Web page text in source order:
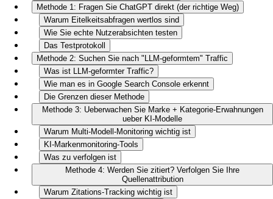
Methode 1: Fragen Sie ChatGPT direkt (der richtige Weg)
Warum Eitelkeitsabfragen wertlos sind
Wie Sie echte Nutzerabsichten testen
Das Testprotokoll
Methode 2: Suchen Sie nach "LLM-geformtem" Traffic
Was ist LLM-geformter Traffic?
Wie man es in Google Search Console erkennt
Die Grenzen dieser Methode
Methode 3: Ueberwachen Sie Marke + Kategorie-Erwahnungen
ueber KI-Modelle
Warum Multi-Modell-Monitoring wichtig ist
KI-Markenmonitoring-Tools
Was zu verfolgen ist
Methode 4: Werden Sie zitiert? Verfolgen Sie Ihre
Quellenattribution
Warum Zitations-Tracking wichtig ist